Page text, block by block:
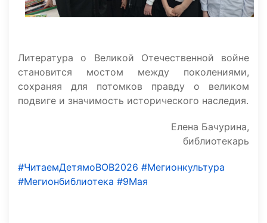
Литература о Великой Отечественной войне
становится мостом между поколениями,
сохраняя для потомков правду о великом
подвиге и значимость исторического наследия.
Елена Бачурина,
библиотекарь
#ЧитаемДетямоВОВ2026 #Мегионкультура
#Мегионбиблиотека #9Мая